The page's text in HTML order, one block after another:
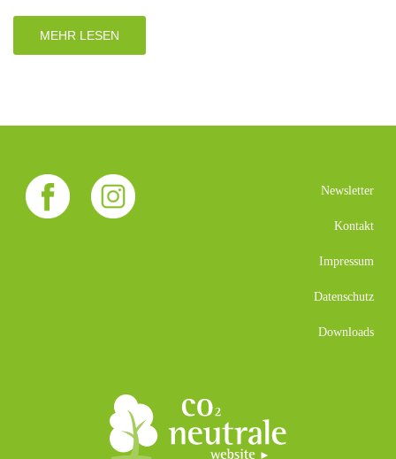
MEHR LESEN
Newsletter
Kontakt
Impressum
Datenschutz
Downloads